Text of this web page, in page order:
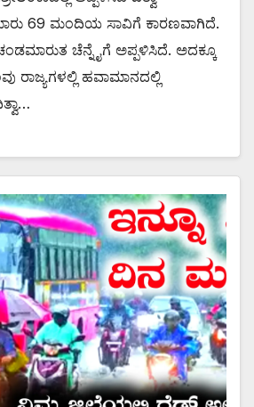
69 ಮಂದಿಯ ಸಾವಿಗೆ ಕಾರಣವಾಗಿದೆ.
ಚೆನ್ನೈಗೆ ಅಪ್ಪಳಿಸಿದೆ. ಅದಕ್ಕೂ
ರಾಜ್ಯಗಳಲ್ಲಿ ಹವಾಮಾನದಲ್ಲಿ